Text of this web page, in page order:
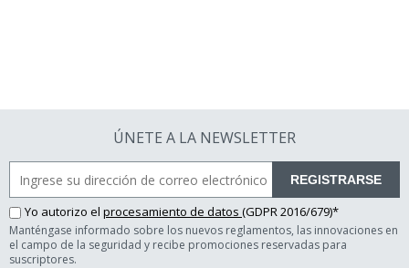
ÚNETE A LA NEWSLETTER
REGISTRARSE
Yo autorizo el procesamiento de datos (GDPR 2016/679)*
Manténgase informado sobre los nuevos reglamentos, las innovaciones en
el campo de la seguridad y recibe promociones reservadas para
suscriptores.